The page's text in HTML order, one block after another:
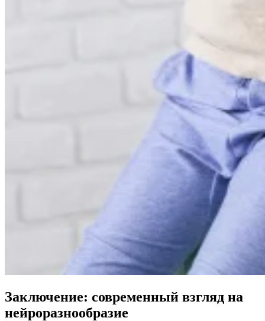
Заключение: современный взгляд на
нейроразнообразие